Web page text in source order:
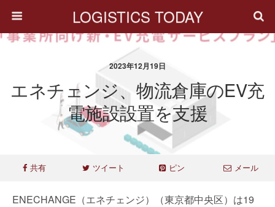
LOGISTICS TODAY
2023年12月19日
エネチェンジ、物流倉庫のEV充
電施設設置を支援
共有 ツイート ピン メール
ENECHANGE（エネチェンジ）（東京都中央区）は19